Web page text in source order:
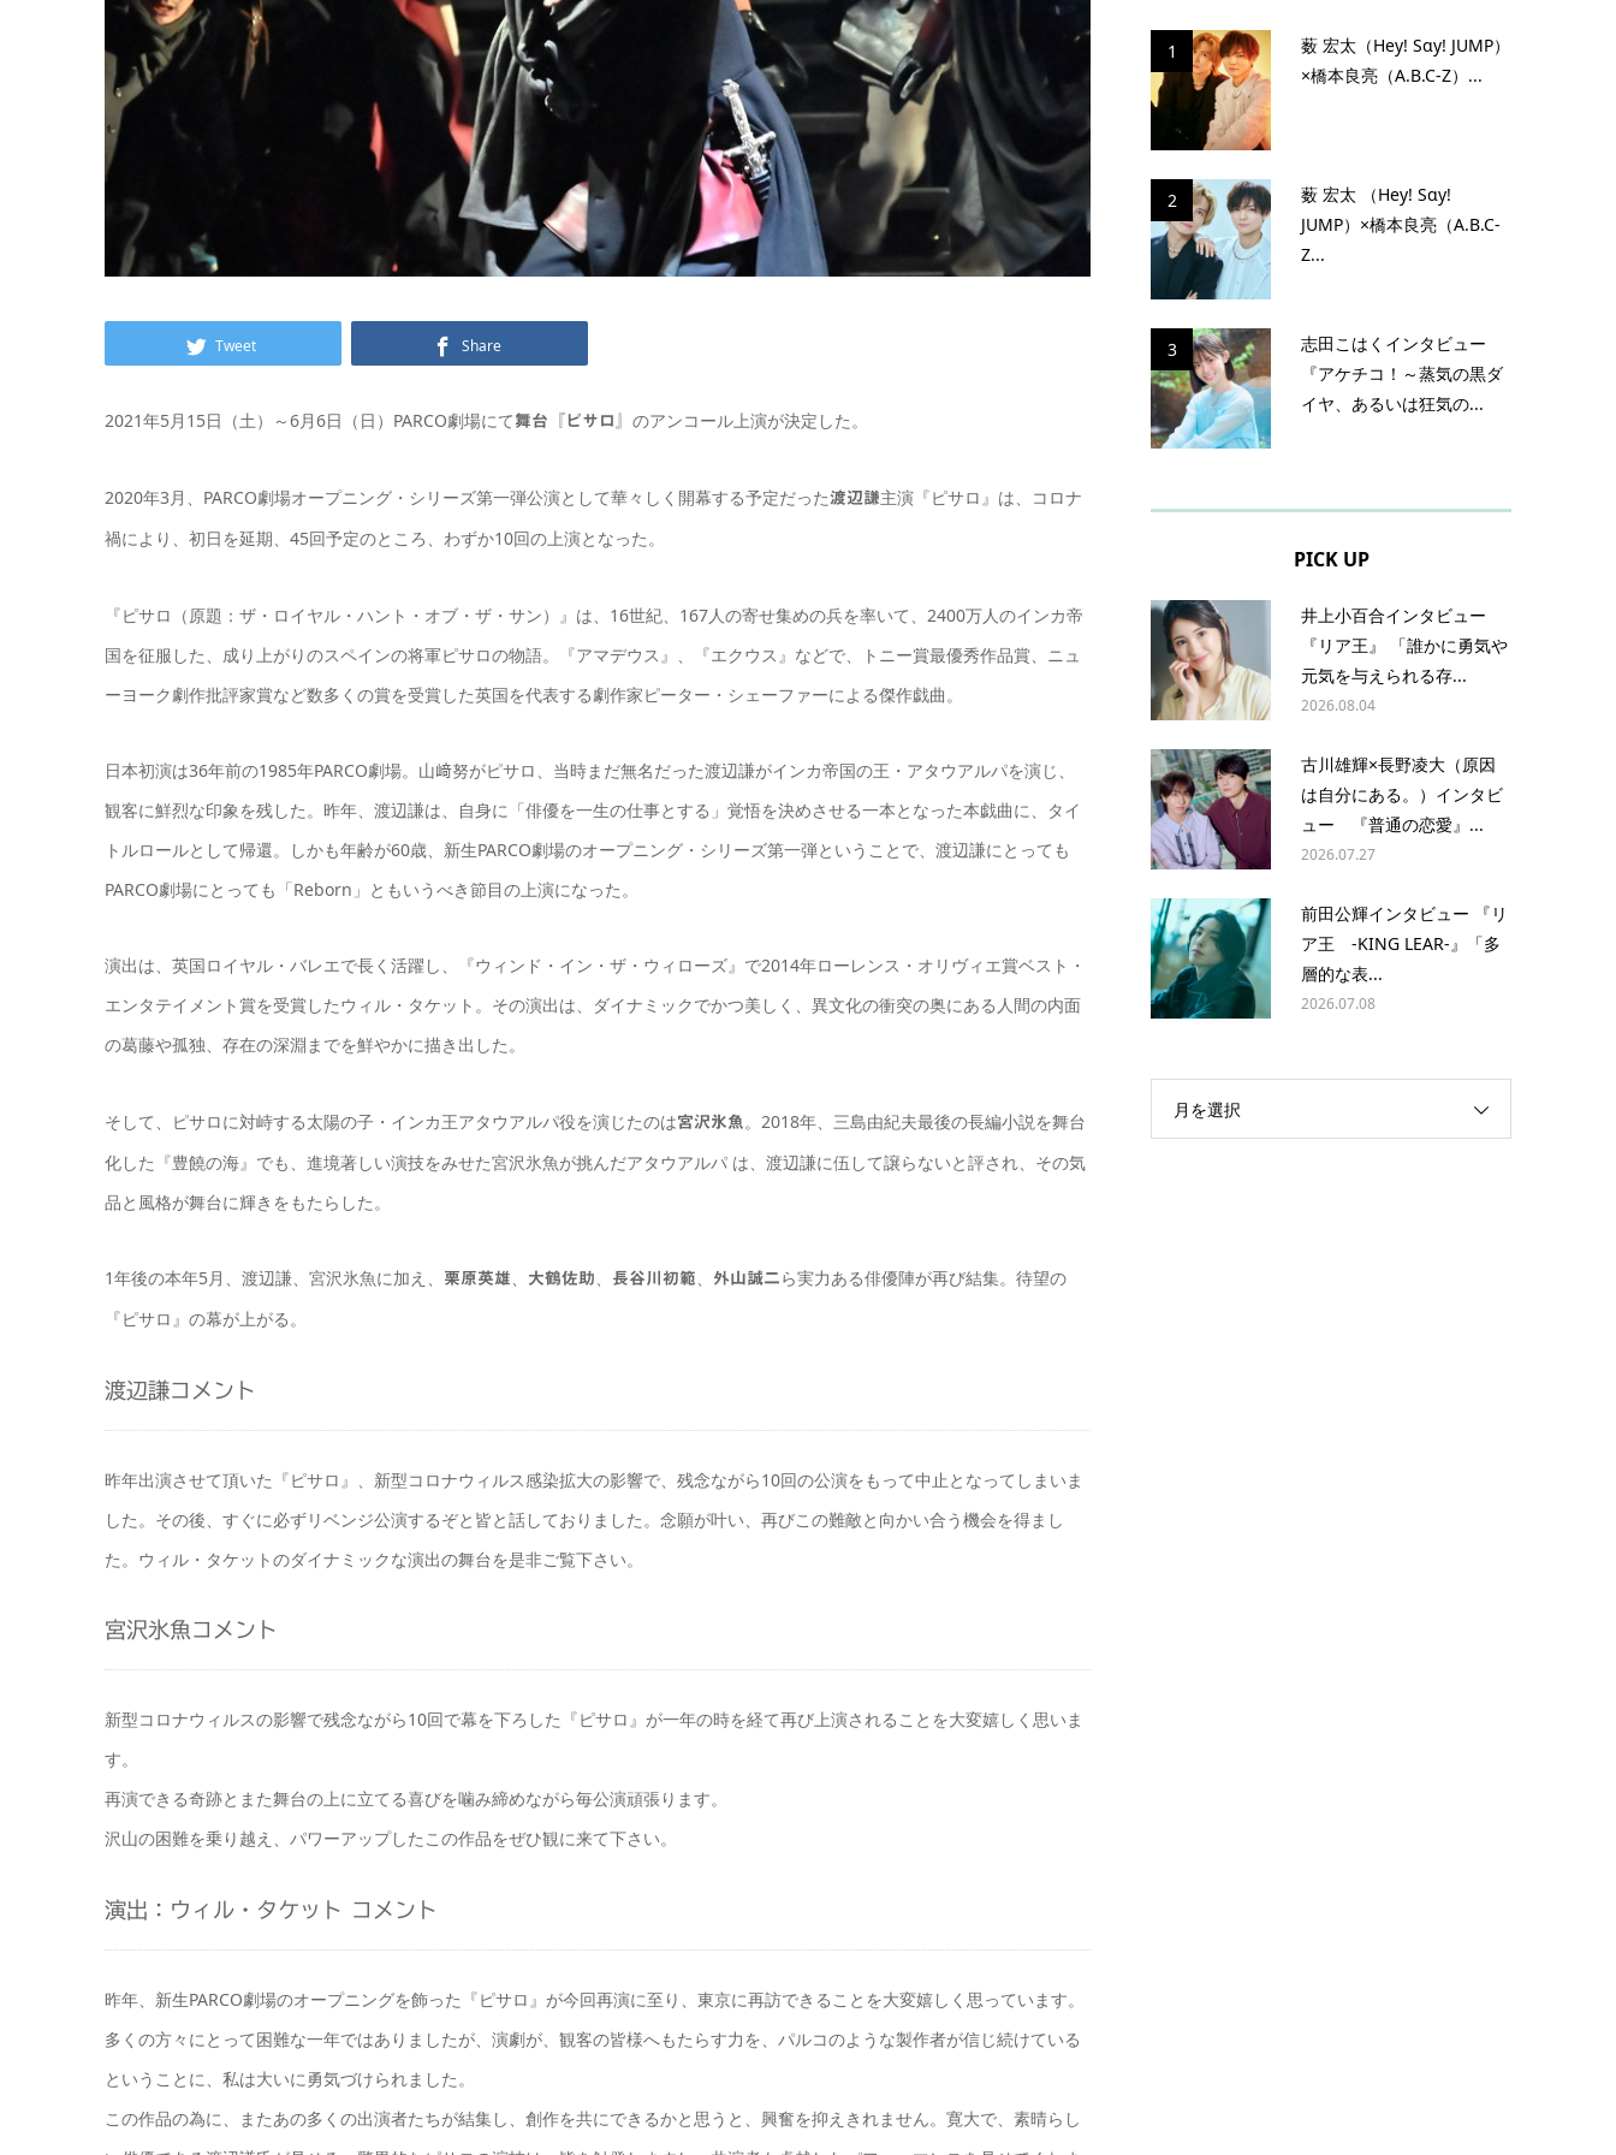
Tweet Share
2021年5月15日（土）～6月6日（日）PARCO劇場にて舞台『ピサロ』 のアンコール上演が決定した。
2020年3月、PARCO劇場オープニング・シリーズ第一弾公演として華々しく開幕する予定だった 渡辺謙主演『ピサロ』は、コロナ
禍により、初日を延期、45回予定のところ、わずか10回の上演となった。
『ピサロ（原題：ザ・ロイヤル・ハント・オブ・ザ・サン）』は、16世紀、167人の寄せ集めの兵を率いて、2400万人のインカ帝
国を征服した、成り上がりのスペインの将軍ピサロの物語。『アマデウス』、『エクウス』などで、トニー賞最優秀作品賞、ニュ
ーヨーク劇作批評家賞など数多くの賞を受賞した英国を代表する劇作家ピーター・シェーファーによる傑作戯曲。
日本初演は36年前の1985年PARCO劇場。山﨑努がピサロ、当時まだ無名だった渡辺謙がインカ帝国の王・アタウアルパを演じ、
観客に鮮烈な印象を残した。昨年、渡辺謙は、自身に「俳優を一生の仕事とする」覚悟を決めさせる一本となった本戯曲に、タイ
トルロールとして帰還。しかも年齢が60歳、新生PARCO劇場のオープニング・シリーズ第一弾ということで、渡辺謙にとっても
PARCO劇場にとっても「Reborn」ともいうべき節目の上演になった。
演出は、英国ロイヤル・バレエで長く活躍し、『ウィンド・イン・ザ・ウィローズ』で2014年ローレンス・オリヴィエ賞ベスト・
エンタテイメント賞を受賞したウィル・タケット。その演出は、ダイナミックでかつ美しく、異文化の衝突の奥にある人間の内面
の葛藤や孤独、存在の深淵までを鮮やかに描き出した。
そして、ピサロに対峙する太陽の子・インカ王アタウアルパ役を演じたのは宮沢氷魚 。2018年、三島由紀夫最後の長編小説を舞台
化した『豊饒の海』でも、進境著しい演技をみせた宮沢氷魚が挑んだアタウアルパ は、渡辺謙に伍して譲らないと評され、その気
品と風格が舞台に輝きをもたらした。
1年後の本年5月、渡辺謙、宮沢氷魚に加え、 栗原英雄、 大鶴佐助、 長谷川初範、 外山誠二 ら実力ある俳優陣が再び結集。待望の
『ピサロ』の幕が上がる。
渡辺謙コメント
昨年出演させて頂いた『ピサロ』、新型コロナウィルス感染拡大の影響で、残念ながら10回の公演をもって中止となってしまいま
した。その後、すぐに必ずリベンジ公演するぞと皆と話しておりました。念願が叶い、再びこの難敵と向かい合う機会を得まし
た。ウィル・タケットのダイナミックな演出の舞台を是非ご覧下さい。
宮沢氷魚コメント
新型コロナウィルスの影響で残念ながら10回で幕を下ろした『ピサロ』が一年の時を経て再び上演されることを大変嬉しく思いま
す。
再演できる奇跡とまた舞台の上に立てる喜びを噛み締めながら毎公演頑張ります。
沢山の困難を乗り越え、パワーアップしたこの作品をぜひ観に来て下さい。
演出：ウィル・タケット コメント
昨年、新生PARCO劇場のオープニングを飾った『ピサロ』が今回再演に至り、東京に再訪できることを大変嬉しく思っています。
多くの方々にとって困難な一年ではありましたが、演劇が、観客の皆様へもたらす力を、パルコのような製作者が信じ続けている
ということに、私は大いに勇気づけられました。
この作品の為に、またあの多くの出演者たちが結集し、創作を共にできるかと思うと、興奮を抑えきれません。寛大で、素晴らし
1
薮 宏太（Hey! Sɑy! JUMP）
×橋本良亮（A.B.C-Z）...
2
薮 宏太 （Hey! Sɑy!
JUMP）×橋本良亮（A.B.C-
Z...
3
志田こはくインタビュー
『アケチコ！～蒸気の黒ダ
イヤ、あるいは狂気の...
PICK UP
井上小百合インタビュー
『リア王』 「誰かに勇気や
元気を与えられる存...
2026.08.04
古川雄輝×長野凌大（原因
は自分にある。）インタビ
ュー 『普通の恋愛』...
2026.07.27
前田公輝インタビュー 『リ
ア王 -KING LEAR-』「多
層的な表...
2026.07.08
月を選択